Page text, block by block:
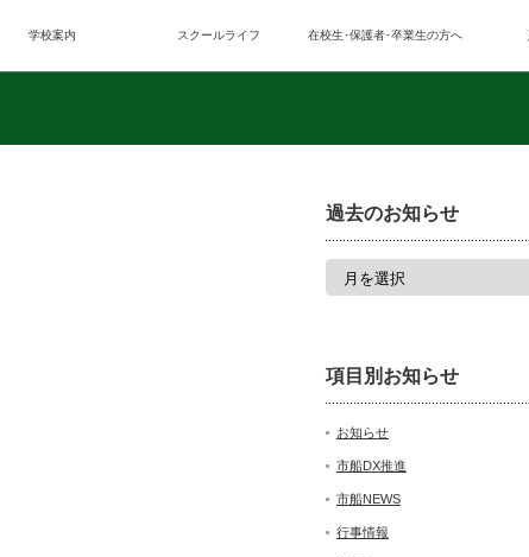
学校案内 スクールライフ 在校生･保護者･卒業生の方へ
過去のお知らせ
項目別お知らせ
お知らせ
市船DX推進
市船NEWS
行事情報